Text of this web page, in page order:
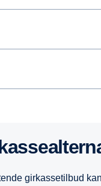
girkassetilbud